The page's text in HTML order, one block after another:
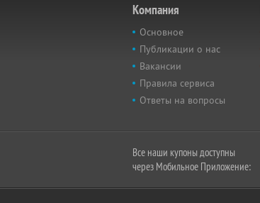
Компания
Основное
Публикации о нас
Вакансии
Правила сервиса
Ответы на вопросы
Все наши купоны доступны
через Мобильное Приложение: